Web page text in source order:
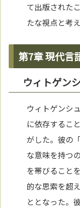
て出版された
たな視点と考
第7章 現代言
ウィトゲン
ウィトゲンシュ
に依存するこ
がした。彼の
な意味を持つ
を帯びること
的な思索を超
ととなった。